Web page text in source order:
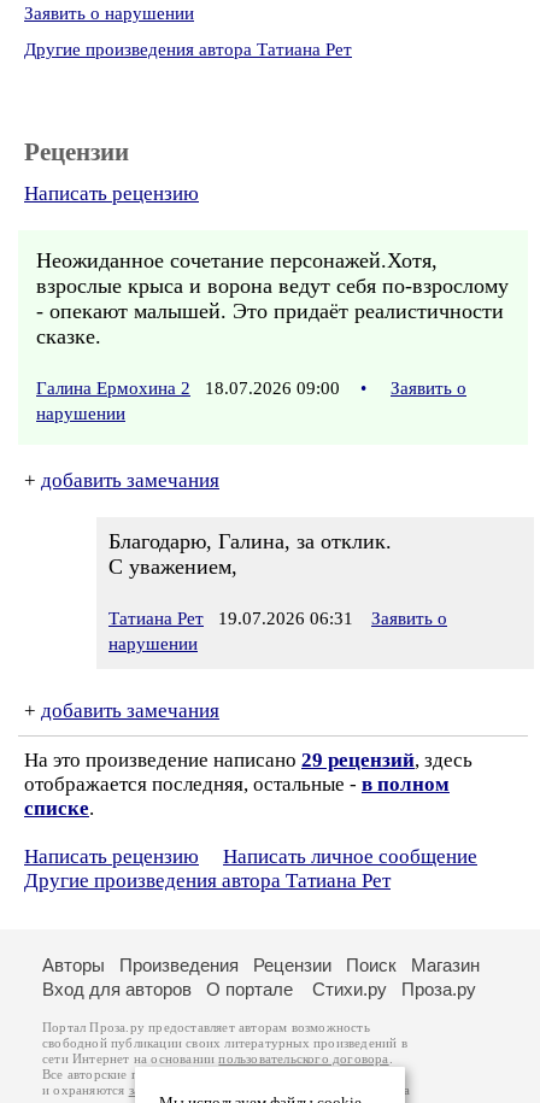
Заявить о нарушении
Другие произведения автора Татиана Рет
Рецензии
Написать рецензию
Неожиданное сочетание персонажей.Хотя,
взрослые крыса и ворона ведут себя по-взрослому
- опекают малышей. Это придаёт реалистичности
сказке.
Галина Ермохина 2 18.07.2026 09:00 •
Заявить о
нарушении
+ добавить замечания
Благодарю, Галина, за отклик.
С уважением,
Татиана Рет 19.07.2026 06:31
Заявить о
нарушении
+ добавить замечания
На это произведение написано 29 рецензий, здесь
отображается последняя, остальные - в полном
списке.
Написать рецензию
Написать личное сообщение
Другие произведения автора Татиана Рет
Авторы Произведения Рецензии Поиск
Магазин
Вход для авторов
О портале Стихи.ру Проза.ру
Портал Проза.ру предоставляет авторам возможность
свободной публикации своих литературных произведений в
сети Интернет на основаниипользовательского договора
Все авторские права на произведения принадлежат авторам
и охраняются законом
. Перепечатка произведений возможна